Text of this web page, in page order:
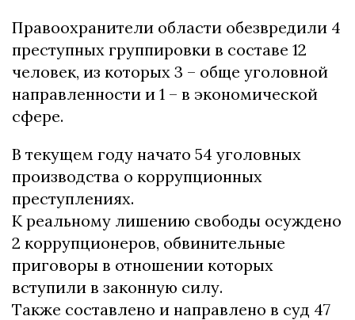
Правоохранители области обезвредили 4
преступных группировки в составе 12
человек, из которых 3 – обще уголовной
направленности и 1 – в экономической
сфере.
В текущем году начато 54 уголовных
производства о коррупционных
преступлениях.
К реальному лишению свободы осуждено
2 коррупционеров, обвинительные
приговоры в отношении которых
вступили в законную силу.
Также составлено и направлено в суд 47